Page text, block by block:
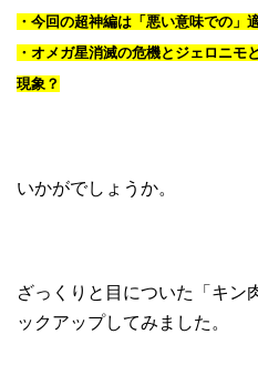
・今回の超神編は「悪い意味での」
・オメガ星消滅の危機とジェロニモ
現象？
いかがでしょうか。
ざっくりと目についた「キン
ックアップしてみました。